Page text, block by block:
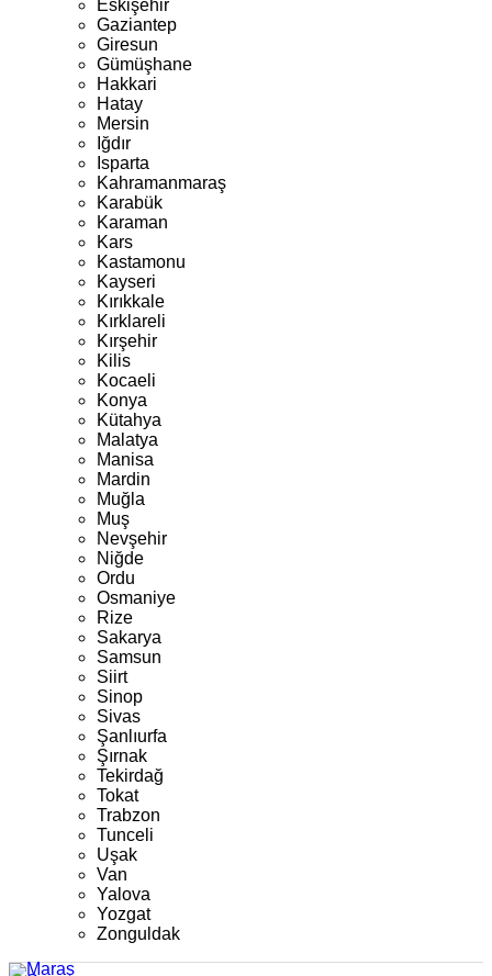
Eskişehir
Gaziantep
Giresun
Gümüşhane
Hakkari
Hatay
Mersin
Iğdır
Isparta
Kahramanmaraş
Karabük
Karaman
Kars
Kastamonu
Kayseri
Kırıkkale
Kırklareli
Kırşehir
Kilis
Kocaeli
Konya
Kütahya
Malatya
Manisa
Mardin
Muğla
Muş
Nevşehir
Niğde
Ordu
Osmaniye
Rize
Sakarya
Samsun
Siirt
Sinop
Sivas
Şanlıurfa
Şırnak
Tekirdağ
Tokat
Trabzon
Tunceli
Uşak
Van
Yalova
Yozgat
Zonguldak